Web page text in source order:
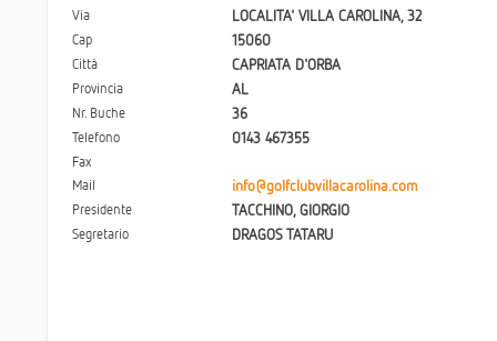
Via LOCALITA' VILLA CAROLINA, 32
Cap 15060
Città CAPRIATA D'ORBA
Provincia AL
Nr. Buche 36
Telefono 0143 467355
Fax
Mail
info@golfclubvillacarolina.com
Presidente TACCHINO, GIORGIO
Segretario DRAGOS TATARU